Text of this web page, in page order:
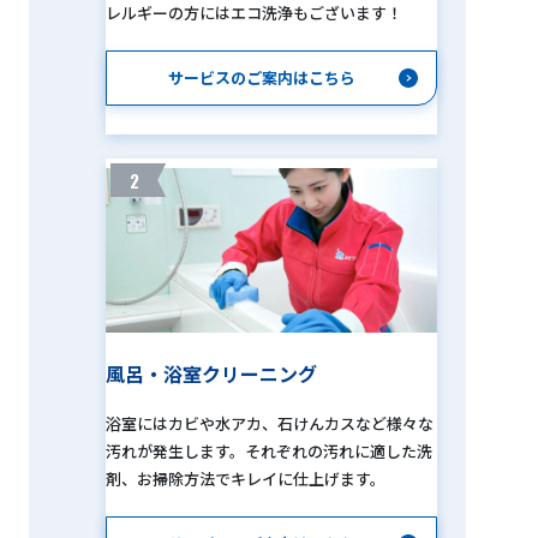
レルギーの方にはエコ洗浄もございます！
サービスのご案内はこちら
2
風呂・浴室クリーニング
浴室にはカビや水アカ、石けんカスなど様々な
汚れが発生します。それぞれの汚れに適した洗
剤、お掃除方法でキレイに仕上げます。